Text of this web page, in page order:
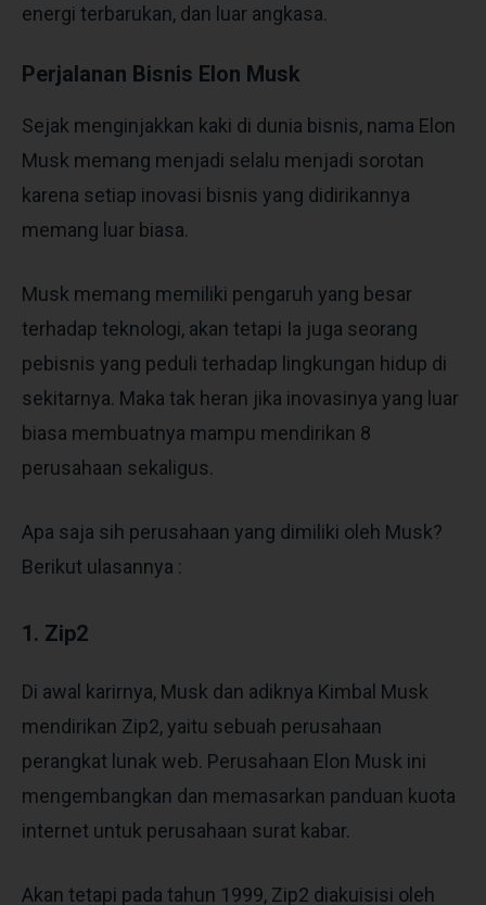
energi terbarukan, dan luar angkasa.
Perjalanan Bisnis Elon Musk
Sejak menginjakkan kaki di dunia bisnis, nama Elon
Musk memang menjadi selalu menjadi sorotan
karena setiap inovasi bisnis yang didirikannya
memang luar biasa.
Musk memang memiliki pengaruh yang besar
terhadap teknologi, akan tetapi Ia juga seorang
pebisnis yang peduli terhadap lingkungan hidup di
sekitarnya. Maka tak heran jika inovasinya yang luar
biasa membuatnya mampu mendirikan 8
perusahaan sekaligus.
Apa saja sih perusahaan yang dimiliki oleh Musk?
Berikut ulasannya :
1. Zip2
Di awal karirnya, Musk dan adiknya Kimbal Musk
mendirikan Zip2, yaitu sebuah perusahaan
perangkat lunak web. Perusahaan Elon Musk ini
mengembangkan dan memasarkan panduan kuota
internet untuk perusahaan surat kabar.
Akan tetapi pada tahun 1999, Zip2 diakuisisi oleh